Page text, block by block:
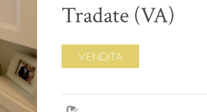
Tradate (VA)
VENDITA